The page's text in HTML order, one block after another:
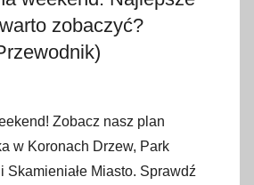
zobaczyć?
Zobacz nasz plan
w Koronach Drzew, Park
Skamieniałe Miasto. Sprawdź